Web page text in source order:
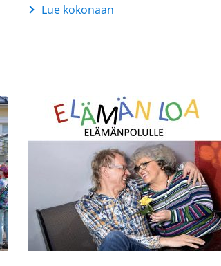
Lue kokonaan
Kesäkierrokset